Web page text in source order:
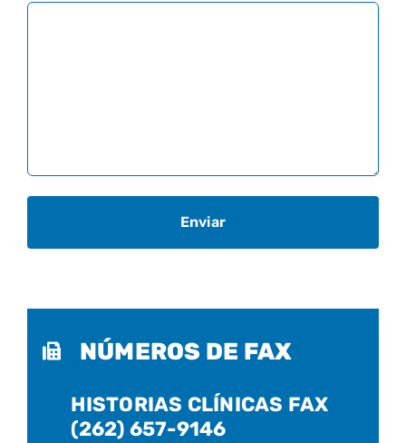
NÚMEROS DE FAX
HISTORIAS CLÍNICAS FAX
(262) 657-9146